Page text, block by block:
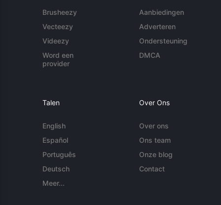
Brusheezy
Vecteezy
Videezy
Word een
provider
Aanbiedingen
Adverteren
Ondersteuning
DMCA
Talen
English
Español
Português
Deutsch
Meer...
Over Ons
Over ons
Ons team
Onze blog
Contact